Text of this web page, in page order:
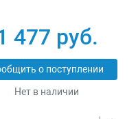
477 руб.
о поступлении
Нет в наличии